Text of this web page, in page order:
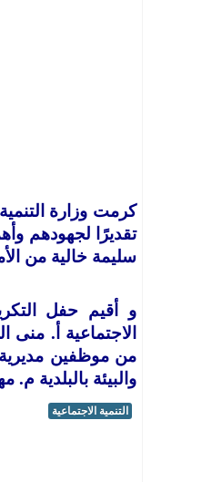
كرمت وزارة
تقديرًا لجهودهم
سليمة خالية من
و أقيم حفل
الاجتماعية أ.
من موظفين مديرية
والبيئة بالبلدية
التنمية الاجتماعية